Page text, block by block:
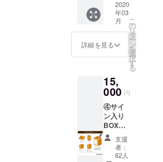
BOX→
九目先
下ろし
イラス
収納
BOXを
ご用意
いたし
ます
し） ・
書籍全3
巻 ・描
き下ろ
し漫画
ト ・書
籍収納
BOX ・
『おと
ぎの
ファル
ス』特
製トラ
ンプ
2020
年03
月
詳細を見る
こ
の
リ
タ
ー
ン
を
選
択
す
る
15,
000 円
④サイ
ン入り
BOX
コース
15,000
円
支援
者：
62人